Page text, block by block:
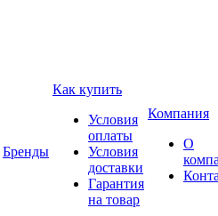
Бренды
Как купить
Условия
оплаты
Условия
доставки
Гарантия
на товар
Компания
О